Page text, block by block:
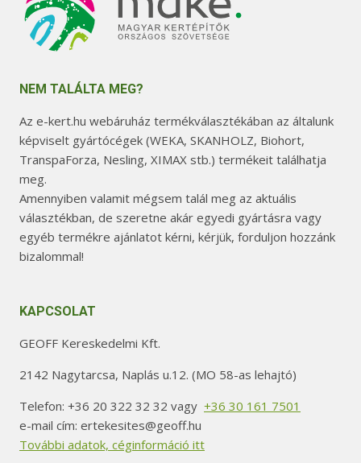
NEM TALÁLTA MEG?
Az e-kert.hu webáruház termékválasztékában az általunk
képviselt gyártócégek (WEKA, SKANHOLZ, Biohort,
TranspaForza, Nesling, XIMAX stb.) termékeit találhatja
meg.
Amennyiben valamit mégsem talál meg az aktuális
választékban, de szeretne akár egyedi gyártásra vagy
egyéb termékre ajánlatot kérni, kérjük, forduljon hozzánk
bizalommal!
KAPCSOLAT
GEOFF Kereskedelmi Kft.
2142 Nagytarcsa, Naplás u.12. (MO 58-as lehajtó)
Telefon: +36 20 322 32 32 vagy +36 30 161 7501
e-mail cím: ertekesites@geoff.hu
További adatok, céginformáció itt